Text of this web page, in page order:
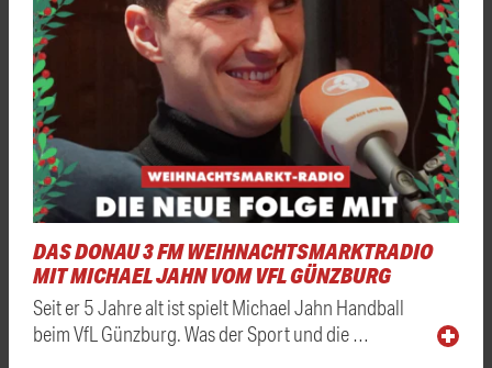
DAS DONAU 3 FM WEIHNACHTSMARKTRADIO
MIT MICHAEL JAHN VOM VFL GÜNZBURG
Seit er 5 Jahre alt ist spielt Michael Jahn Handball
beim VfL Günzburg. Was der Sport und die …